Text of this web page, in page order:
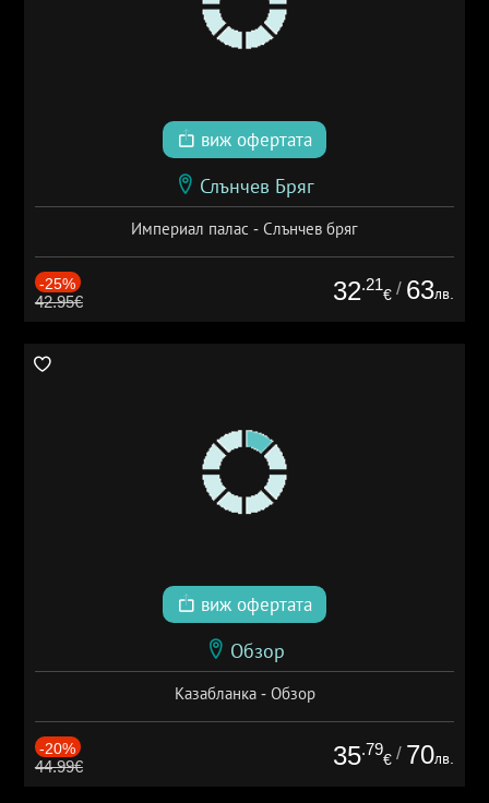
виж офертата
Слънчев Бряг
Империал палас - Слънчев бряг
-25%
42.95€ 32.21
€ / 63лв.
виж офертата
Обзор
Казабланка - Обзор
-20%
44.99€ 35.79
€ / 70лв.